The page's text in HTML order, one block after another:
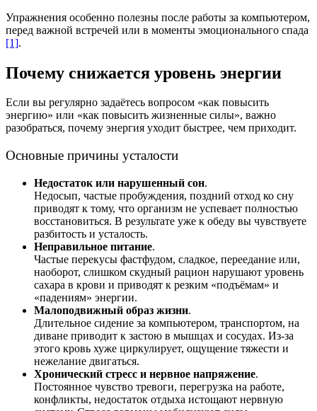
Упражнения особенно полезны после работы за компьютером,
перед важной встречей или в моменты эмоционального спада
[1].
Почему снижается уровень энергии
Если вы регулярно задаётесь вопросом «как повысить
энергию» или «как повысить жизненные силы», важно
разобраться, почему энергия уходит быстрее, чем приходит.
Основные причины усталости
Недостаток или нарушенный сон.
Недосып, частые пробуждения, поздний отход ко сну
приводят к тому, что организм не успевает полностью
восстановиться. В результате уже к обеду вы чувствуете
разбитость и усталость.
Неправильное питание.
Частые перекусы фастфудом, сладкое, переедание или,
наоборот, слишком скудный рацион нарушают уровень
сахара в крови и приводят к резким «подъёмам» и
«падениям» энергии.
Малоподвижный образ жизни.
Длительное сидение за компьютером, транспортом, на
диване приводит к застою в мышцах и сосудах. Из‑за
этого кровь хуже циркулирует, ощущение тяжести и
нежелание двигаться.
Хронический стресс и нервное напряжение.
Постоянное чувство тревоги, перегрузка на работе,
конфликты, недостаток отдыха истощают нервную